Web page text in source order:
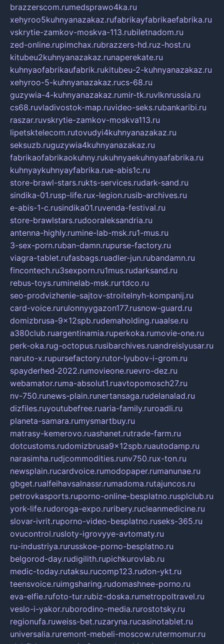
brazzerscom.rumedsprawo4ka.ru
xehyroo5kuhnyanazakaz.rufabrikayfabrikaefabrika.ru
vskrytie-zamkov-moskva-113.rubiletnadom.ru
zed-online.rupimchax.rubrazzers-hd.ruz-host.ru
kitubeu2kuhnyanazakaz.runaperekate.ru
kuhnyaofabrikaufabrik.rukitubeu-2-kuhnyanazakaz.ru
xehyroo-5-kuhnyanazakaz.rucs-68.ru
guzywia-4-kuhnyanazakaz.rumir-tk.ruvlknrussia.ru
cs68.ruvladivostok-map.ruvideo-seks.rubankaribi.ru
raszar.ruvskrytie-zamkov-moskva113.ru
lipetsktelecom.rutovudyi4kuhnyanazakaz.ru
seksuzb.ruguzywia4kuhnyanazakaz.ru
fabrikaofabrikaokuhny.rukuhnyaekuhnyaafabrika.ru
kuhnyaykuhnyayfabrika.rue-abis1c.ru
store-brawl-stars.rukts-services.rudark-sand.ru
sindika-01.rusp-life.rux-legion.rusib-archives.ru
e-abis-1-c.rusindika01.ruvenda-festival.ru
store-brawlstars.rudooraleksandria.ru
antenna-highly.rumine-lab-msk.ru1-mus.ru
3-sex-porn.ruban-damn.rupurse-factory.ru
viagra-tablet.rufasbags.ruadler-jun.rubandamn.ru
fincontech.ru3sexporn.ru1mus.rudarksand.ru
rebus-toys.ruminelab-msk.rurtdco.ru
seo-prodvizhenie-sajtov-stroitelnyh-kompanij.ru
card-voice.rurulonnyygazon177.rusnow-guard.ru
domizbrusa-9x12spb.rudemaholding.ruaalse.ru
a380club.ruargentinamia.ruperkoka.rumovie-one.ru
perk-oka.rug-octopus.rusibarchives.ruandreislyusar.ru
naruto-x.rupursefactory.rutor-lyubov-i-grom.ru
spayderhed-2022.rumovieone.ruevro-dez.ru
webamator.ruma-absolut1.ruavtopomosch27.ru
nv-750.runews-plain.runertansaga.rudelanalad.ru
dizfiles.ruyoutubefree.ruaria-family.ruroadli.ru
planeta-samara.rumysmartbuy.ru
matrasy-kemerovo.ruashanet.rutrade-farm.ru
dotcustoms.rudomizbrusa9x12spb.ruautodamp.ru
narasimha.rudjcommodities.runv750.rux-ton.ru
newsplain.rucardvoice.rumodopaper.rumanunae.ru
gbget.rualfeihavsalnassr.rumadoma.rutajuncos.ru
petrovkasports.ruporno-online-besplatno.rusplclub.ru
york-life.rudoroga-expo.ruribery.rucleanmedicine.ru
slovar-ivrit.ruporno-video-besplatno.ruseks-365.ru
ovucontrol.rusloty-igrovyye-avtomaty.ru
ru-industriya.rurusskoe-porno-besplatno.ru
belgorod-day.rudigilith.rupichkurovlab.ru
medic-today.rutaksu.rucomp123.rudon-ykt.ru
teensvoice.ruimgsharing.rudomashnee-porno.ru
eva-elfie.rufoto-tur.rubiz-doska.rumetropoltravel.ru
veslo-i-yakor.ruborodino-media.rurostotsky.ru
regionufa.ruweiss-bet.ruzaryna.rucasinotablet.ru
universalia.ruremont-mebeli-moscow.rutermomur.ru